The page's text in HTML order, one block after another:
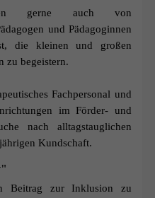
gerne auch von
und Pädagoginnen
die kleinen und großen
zu begeistern.
Fachpersonal und
im Förder- und
nach alltagstauglichen
Kundschaft.
Beitrag zur Inklusion zu